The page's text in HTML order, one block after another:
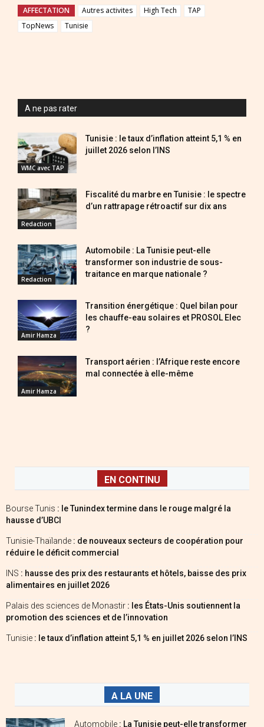
AFFECTATION
Autres activites High Tech
TAP
TopNews
Tunisie
A ne pas rater
WMC avec TAP
Tunisie : le taux d’inflation atteint 5,1 % en
juillet 2026 selon l’INS
Redaction
Fiscalité du marbre en Tunisie : le spectre
d’un rattrapage rétroactif sur dix ans
Redaction
Automobile : La Tunisie peut-elle
transformer son industrie de sous-
traitance en marque nationale ?
Amir Hamza
Transition énergétique : Quel bilan pour
les chauffe-eau solaires et PROSOL Elec
?
Amir Hamza
Transport aérien : l’Afrique reste encore
mal connectée à elle-même
EN CONTINU
Bourse Tunis : le Tunindex termine dans le rouge malgré la
hausse d’UBCI
Tunisie-Thaïlande : de nouveaux secteurs de coopération pour
réduire le déficit commercial
INS : hausse des prix des restaurants et hôtels, baisse des prix
alimentaires en juillet 2026
Palais des sciences de Monastir : les États-Unis soutiennent la
promotion des sciences et de l’innovation
Tunisie : le taux d’inflation atteint 5,1 % en juillet 2026 selon l’INS
A LA UNE
Automobile : La Tunisie peut-elle transformer